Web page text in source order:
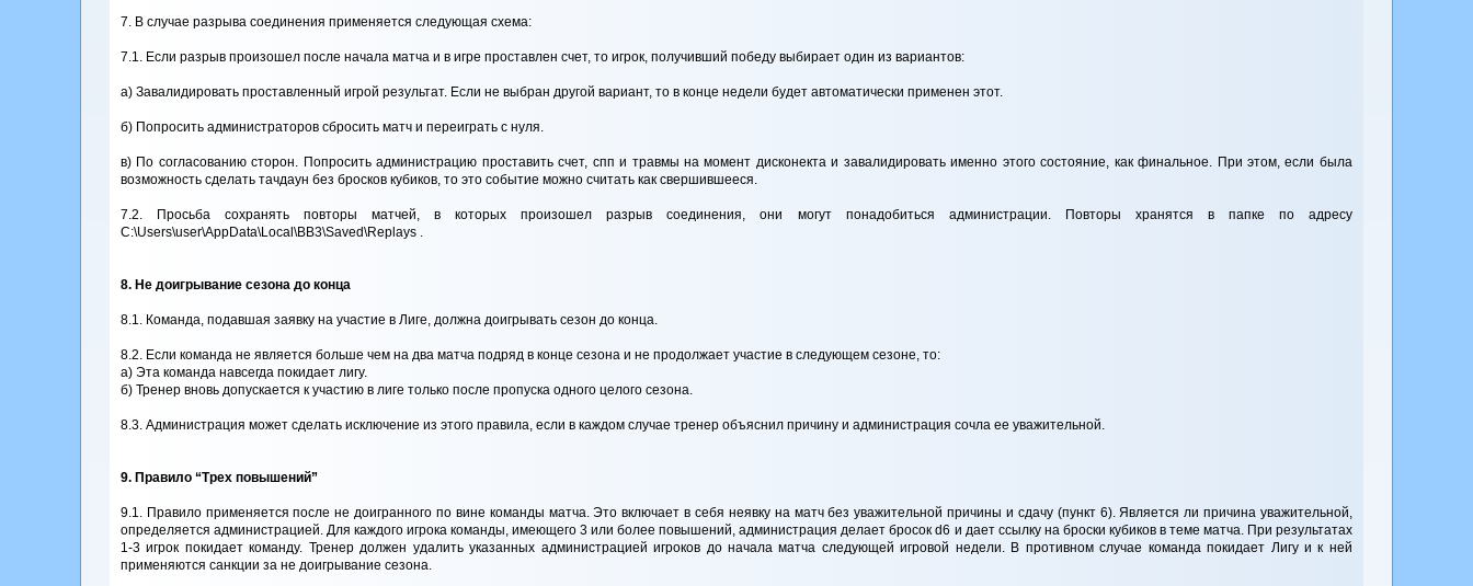
7. В случае разрыва соединения применяется следующая схема:
7.1. Если разрыв произошел после начала матча и в игре проставлен счет, то игрок, получивший победу выбирает один из вариантов:
а) Завалидировать проставленный игрой результат. Если не выбран другой вариант, то в конце недели будет автоматически применен этот.
б) Попросить администраторов сбросить матч и переиграть с нуля.
в) По согласованию сторон. Попросить администрацию проставить счет, спп и травмы на момент дисконекта и завалидировать именно этого состояние, как финальное. При этом, если была
возможность сделать тачдаун без бросков кубиков, то это событие можно считать как свершившееся.
7.2. Просьба сохранять повторы матчей, в которых произошел разрыв соединения, они могут понадобиться администрации. Повторы хранятся в папке по адресу
C:\Users\user\AppData\Local\BB3\Saved\Replays .
8. Не доигрывание сезона до конца
8.1. Команда, подавшая заявку на участие в Лиге, должна доигрывать сезон до конца.
8.2. Если команда не является больше чем на два матча подряд в конце сезона и не продолжает участие в следующем сезоне, то:
а) Эта команда навсегда покидает лигу.
б) Тренер вновь допускается к участию в лиге только после пропуска одного целого сезона.
8.3. Администрация может сделать исключение из этого правила, если в каждом случае тренер объяснил причину и администрация сочла ее уважительной.
9. Правило “Трех повышений”
9.1. Правило применяется после не доигранного по вине команды матча. Это включает в себя неявку на матч без уважительной причины и сдачу (пункт 6). Является ли причина уважительной,
определяется администрацией. Для каждого игрока команды, имеющего 3 или более повышений, администрация делает бросок d6 и дает ссылку на броски кубиков в теме матча. При результатах
1-3 игрок покидает команду. Тренер должен удалить указанных администрацией игроков до начала матча следующей игровой недели. В противном случае команда покидает Лигу и к ней
применяются санкции за не доигрывание сезона.